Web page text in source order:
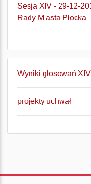
Sesja XIV - 29-12-
Rady Miasta Płocka
Wyniki głosowań
projekty uchwał